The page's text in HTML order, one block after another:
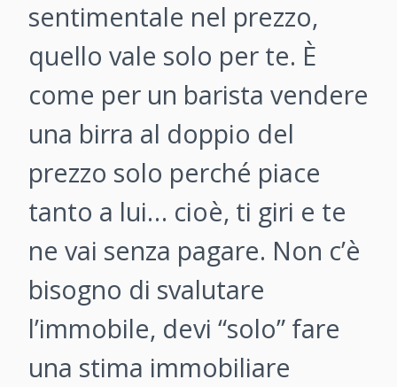
sentimentale nel prezzo,
quello vale solo per te. È
come per un barista vendere
una birra al doppio del
prezzo solo perché piace
tanto a lui… cioè, ti giri e te
ne vai senza pagare. Non c’è
bisogno di svalutare
l’immobile, devi “solo” fare
una stima immobiliare